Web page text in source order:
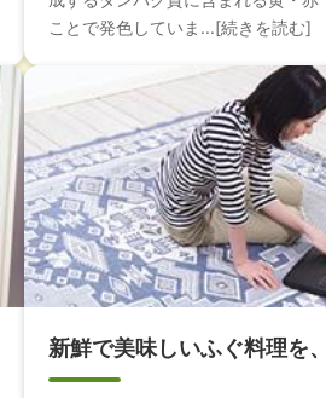
ことで発色していま...[続きを読む]
新鮮で美味しいふぐ料理を